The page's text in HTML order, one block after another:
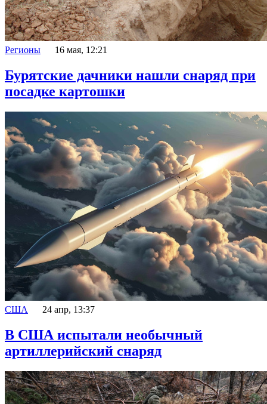
Регионы 16 мая, 12:21
Бурятские дачники нашли снаряд при
посадке картошки
США 24 апр, 13:37
В США испытали необычный
артиллерийский снаряд